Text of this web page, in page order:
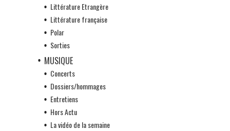
Littérature Etrangère
Littérature française
Polar
Sorties
MUSIQUE
Concerts
Dossiers/hommages
Entretiens
Hors Actu
La vidéo de la semaine